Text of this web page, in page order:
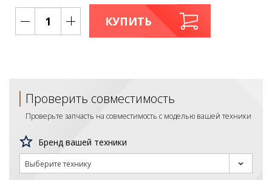
КУПИТЬ
Проверить совместимость
Проверьте запчасть на совместимость с моделью вашей техники
Бренд вашей техники
Выберите технику